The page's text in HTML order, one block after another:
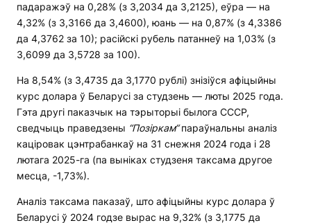
падаражэў на 0,28% (з 3,2034 да 3,2125), еўра — на
4,32% (з 3,3166 да 3,4600), юань — на 0,87% (з 4,3386
да 4,3762 за 10); расійскі рубель патаннеў на 1,03% (з
3,6099 да 3,5728 за 100).
На 8,54% (з 3,4735 да 3,1770 рублі) знізіўся афіцыйны
курс долара ў Беларусі за студзень — люты 2025 года.
Гэта другі паказчык на тэрыторыі былога СССР,
сведчыць праведзены “Позіркам“параўнальны аналіз
каціровак цэнтрабанкаў на 31 снежня 2024 года і 28
лютага 2025-га (па выніках студзеня таксама другое
месца, -1,73%).
Аналіз таксама паказаў, што афіцыйны курс долара ў
Беларусі ў 2024 годзе вырас на 9,32% (з 3,1775 да